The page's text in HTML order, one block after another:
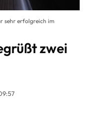
sehr erfolgreich im
zwei